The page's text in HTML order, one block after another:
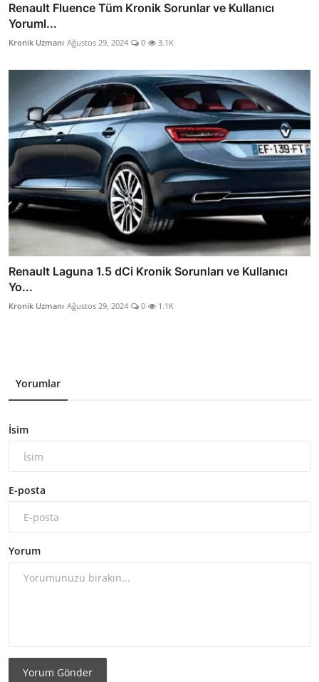
Renault Fluence Tüm Kronik Sorunlar ve Kullanıcı
Yoruml...
Kronik Uzmanı Ağustos 29, 2024 0 3.1K
Renault Laguna 1.5 dCi Kronik Sorunları ve Kullanıcı
Yo...
Kronik Uzmanı Ağustos 29, 2024 0 1.1K
Yorumlar
İsim
E-posta
Yorum
Yorum Gönder